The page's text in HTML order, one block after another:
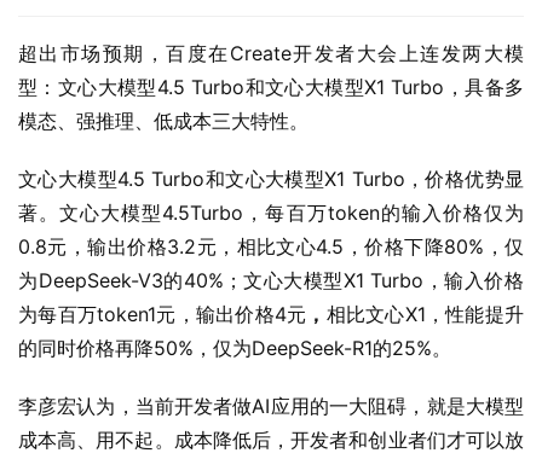
超出市场预期，百度在Create开发者大会上连发两大模
型：文心大模型4.5 Turbo和文心大模型X1 Turbo，具备多
模态、强推理、低成本三大特性。
文心大模型4.5 Turbo和文心大模型X1 Turbo，价格优势显
著。文心大模型4.5Turbo，每百万token的输入价格仅为
0.8元，输出价格3.2元，相比文心4.5，价格下降80%，仅
为DeepSeek-V3的40%；文心大模型X1 Turbo，输入价格
为每百万token1元，输出价格4元 ， 相比文心X1，性能提升
的同时价格再降50%，仅为DeepSeek-R1的25%。
李彦宏认为，当前开发者做AI应用的一大阻碍，就是大模型
成本高、用不起。成本降低后，开发者和创业者们才可以放